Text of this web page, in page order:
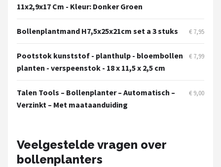
11x2,9x17 Cm - Kleur: Donker Groen
Bollenplantmand H7,5x25x21cm set a 3 stuks € 7,95
Pootstok kunststof - planthulp - bloembollen
planten - verspeenstok - 18 x 11,5 x 2,5 cm
€ 7,99
Talen Tools – Bollenplanter – Automatisch –
Verzinkt – Met maataanduiding
€ 9,00
Veelgestelde vragen over
bollenplanters